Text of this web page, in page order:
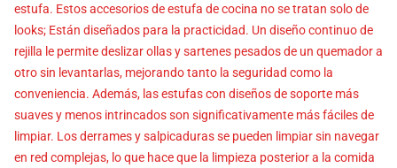
estufa. Estos accesorios de estufa de cocina no se tratan solo de
looks; Están diseñados para la practicidad. Un diseño continuo de
rejilla le permite deslizar ollas y sartenes pesados de un quemador a
otro sin levantarlas, mejorando tanto la seguridad como la
conveniencia. Además, las estufas con diseños de soporte más
suaves y menos intrincados son significativamente más fáciles de
limpiar. Los derrames y salpicaduras se pueden limpiar sin navegar
en red complejas, lo que hace que la limpieza posterior a la comida